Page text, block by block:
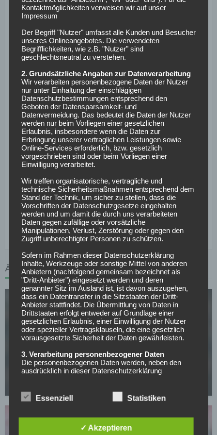
FC Bayern:Ulreich – Rafinha – Mai – Hummels – Bernat –
Eintracht Frankfurt:Hradecky – Russ – Abraham –
Falette – da Costa – Chandler – Fernandes – Mascarell –
Fakten zum Spiel
Anpfiff:Samstag, den 27.04.2018, um 15:30 Uhr
Stadion: Allianz Arena, München
Schiedsrichter:Christian Dingert (SR), Tobias Christ
(SR-A. 1), Timo Gerach (SR-A. 2),Christian Gittelmann
(4. Offizieller), Frank Willenborg (VA), Alexander Sather
Bilanz gegeneinander:56 – 24 – 29 bei 202:147
Toren
Bilanz gegeneinander bei Heimspiel Bayern:40 – 6 –
6 bei 130:55 Toren
ÄHNLICHE ARTIKEL
CL-Sieg und dann weg? PSG-Star im Visier von
europäischen Topklubs
Kontaktmöglichkeiten verweisen wir auf unser
Impressum
Der Begriff "Nutzer" umfasst alle Kunden und Besucher
unseres Onlineangebotes. Die verwendeten
Begrifflichkeiten, wie z.B. "Nutzer" sind
geschlechtsneutral zu verstehen.
2. Grundsätzliche Angaben zur Datenverarbeitung
Wir verarbeiten personenbezogene Daten der Nutzer
nur unter Einhaltung der einschlägigen
Datenschutzbestimmungen entsprechend den
Geboten der Datensparsamkeit- und
Datenvermeidung. Das bedeutet die Daten der Nutzer
werden nur beim Vorliegen einer gesetzlichen
Erlaubnis, insbesondere wenn die Daten zur
Erbringung unserer vertraglichen Leistungen sowie
Online-Services erforderlich, bzw. gesetzlich
vorgeschrieben sind oder beim Vorliegen einer
Einwilligung verarbeitet.
Wir treffen organisatorische, vertragliche und
technische Sicherheitsmaßnahmen entsprechend dem
Stand der Technik, um sicher zu stellen, dass die
Vorschriften der Datenschutzgesetze eingehalten
werden und um damit die durch uns verarbeiteten
Daten gegen zufällige oder vorsätzliche
Manipulationen, Verlust, Zerstörung oder gegen den
Zugriff unberechtigter Personen zu schützen.
Sofern im Rahmen dieser Datenschutzerklärung
Inhalte, Werkzeuge oder sonstige Mittel von anderen
Anbietern (nachfolgend gemeinsam bezeichnet als
"Dritt-Anbieter") eingesetzt werden und deren
genannter Sitz im Ausland ist, ist davon auszugehen,
dass ein Datentransfer in die Sitzstaaten der Dritt-
Anbieter stattfindet. Die Übermittlung von Daten in
Drittstaaten erfolgt entweder auf Grundlage einer
gesetzlichen Erlaubnis, einer Einwilligung der Nutzer
oder spezieller Vertragsklauseln, die eine gesetzlich
vorausgesetzte Sicherheit der Daten gewährleisten.
3. Verarbeitung personenbezogener Daten
Die personenbezogenen Daten werden, neben den
ausdrücklich in dieser Datenschutzerklärung
Einwilligungen der Nutzer verarbeitet:
- Die Zurverfügungstellung, Ausführung, Pflege,
und Nutzerleistungen;
- Die Gewährleistung eines effektiven Kundendienstes
Essenziell Statistiken
✓ Akzeptieren